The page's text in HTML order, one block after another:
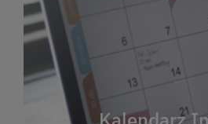
Kalendarz
Kalendarz
Zakładka ta gromadzi
wydarzenia kulturalne i
przez bibliotekę. Możesz tu
spotkań, warsztatów, wystaw